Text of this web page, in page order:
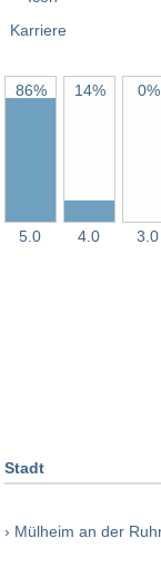
86%
5.0
14%
4.0
0%
3.0
Stadt
› Mülheim an der